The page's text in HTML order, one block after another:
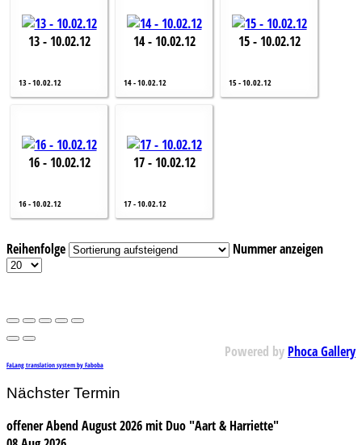
13 - 10.02.12
13 - 10.02.12
14 - 10.02.12
14 - 10.02.12
15 - 10.02.12
15 - 10.02.12
16 - 10.02.12
16 - 10.02.12
17 - 10.02.12
17 - 10.02.12
Reihenfolge Nummer anzeigen
Powered by Phoca Gallery
FaLang translation system by Faboba
Nächster Termin
offener Abend August 2026 mit Duo "Aart & Harriette"